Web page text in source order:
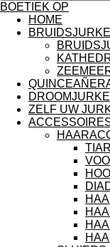
BOETIEK OP
HOME
ZELF UW